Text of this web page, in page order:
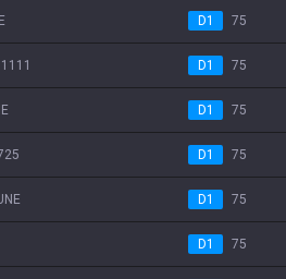
D1 75
D1 75
D1 75
D1 75
D1 75
D1 75